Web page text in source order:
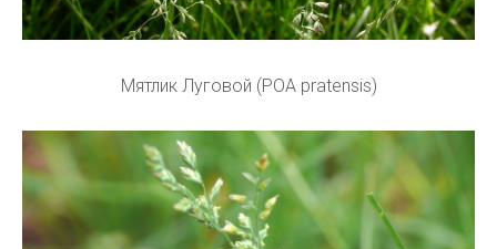
Мятлик Луговой (POA pratensis)